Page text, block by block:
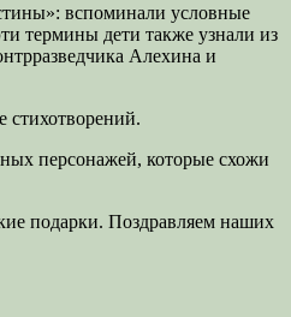
вспоминали условные
термины дети также узнали из
Алехина и
стихотворений.
персонажей, которые схожи
подарки. Поздравляем наших